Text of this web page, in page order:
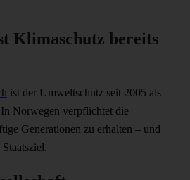
Klimaschutz bereits
ist der Umweltschutz seit 2005 als
Norwegen verpflichtet die
Generationen zu erhalten – und